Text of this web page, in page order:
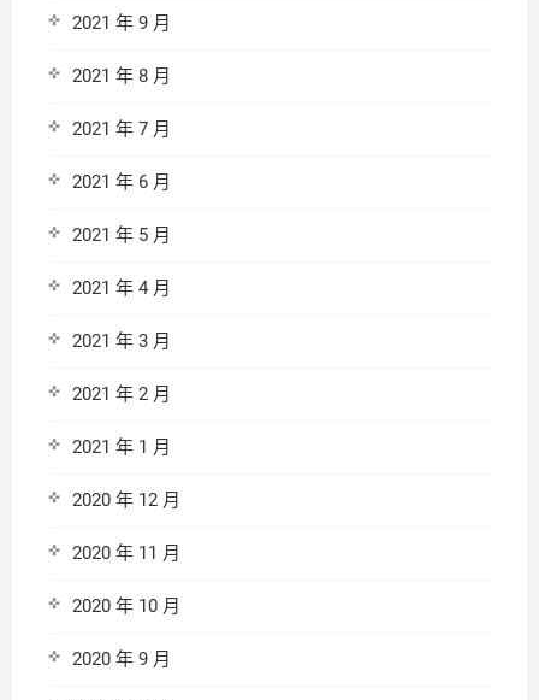
2021 年 9 月
2021 年 8 月
2021 年 7 月
2021 年 6 月
2021 年 5 月
2021 年 4 月
2021 年 3 月
2021 年 2 月
2021 年 1 月
2020 年 12 月
2020 年 11 月
2020 年 10 月
2020 年 9 月